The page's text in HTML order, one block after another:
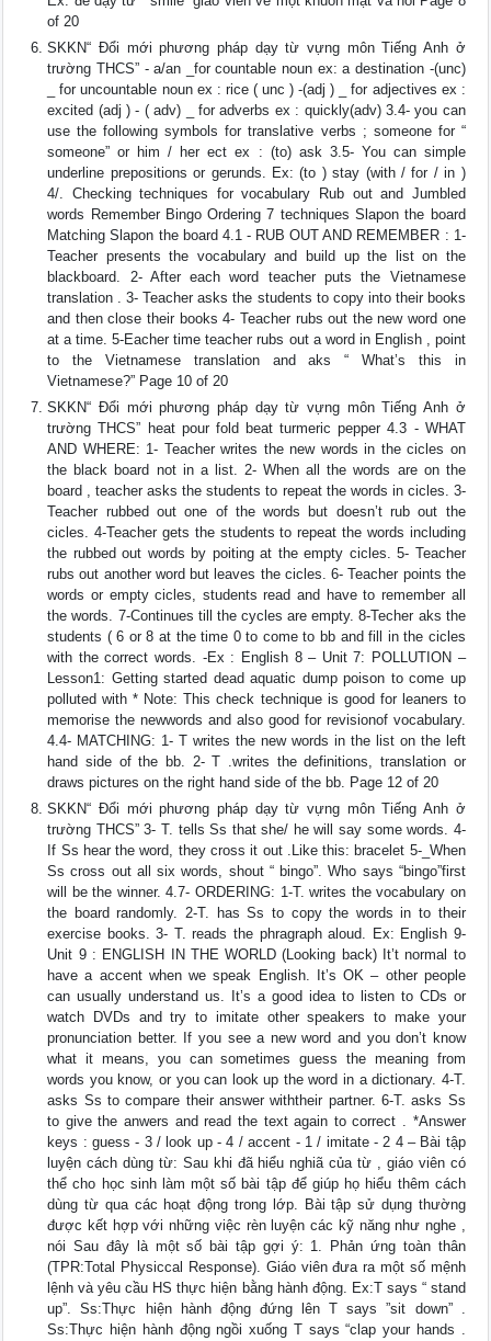
of 20
SKKN“ Đổi mới phương pháp dạy từ vựng môn Tiếng Anh ở
trường THCS” - a/an _for countable noun ex: a destination -(unc)
_ for uncountable noun ex : rice ( unc ) -(adj ) _ for adjectives ex :
excited (adj ) - ( adv) _ for adverbs ex : quickly(adv) 3.4- you can
use the following symbols for translative verbs ; someone for “
someone” or him / her ect ex : (to) ask 3.5- You can simple
underline prepositions or gerunds. Ex: (to ) stay (with / for / in )
4/. Checking techniques for vocabulary Rub out and Jumbled
words Remember Bingo Ordering 7 techniques Slapon the board
Matching Slapon the board 4.1 - RUB OUT AND REMEMBER : 1-
Teacher presents the vocabulary and build up the list on the
blackboard. 2- After each word teacher puts the Vietnamese
translation . 3- Teacher asks the students to copy into their books
and then close their books 4- Teacher rubs out the new word one
at a time. 5-Eacher time teacher rubs out a word in English , point
to the Vietnamese translation and aks “ What’s this in
Vietnamese?” Page 10 of 20
SKKN“ Đổi mới phương pháp dạy từ vựng môn Tiếng Anh ở
trường THCS” heat pour fold beat turmeric pepper 4.3 - WHAT
AND WHERE: 1- Teacher writes the new words in the cicles on
the black board not in a list. 2- When all the words are on the
board , teacher asks the students to repeat the words in cicles. 3-
Teacher rubbed out one of the words but doesn’t rub out the
cicles. 4-Teacher gets the students to repeat the words including
the rubbed out words by poiting at the empty cicles. 5- Teacher
rubs out another word but leaves the cicles. 6- Teacher points the
words or empty cicles, students read and have to remember all
the words. 7-Continues till the cycles are empty. 8-Techer aks the
students ( 6 or 8 at the time 0 to come to bb and fill in the cicles
with the correct words. -Ex : English 8 – Unit 7: POLLUTION –
Lesson1: Getting started dead aquatic dump poison to come up
polluted with * Note: This check technique is good for leaners to
memorise the newwords and also good for revisionof vocabulary.
4.4- MATCHING: 1- T writes the new words in the list on the left
hand side of the bb. 2- T .writes the definitions, translation or
draws pictures on the right hand side of the bb. Page 12 of 20
SKKN“ Đổi mới phương pháp dạy từ vựng môn Tiếng Anh ở
trường THCS” 3- T. tells Ss that she/ he will say some words. 4-
If Ss hear the word, they cross it out .Like this: bracelet 5-_When
Ss cross out all six words, shout “ bingo”. Who says “bingo”first
will be the winner. 4.7- ORDERING: 1-T. writes the vocabulary on
the board randomly. 2-T. has Ss to copy the words in to their
exercise books. 3- T. reads the phragraph aloud. Ex: English 9-
Unit 9 : ENGLISH IN THE WORLD (Looking back) It’t normal to
have a accent when we speak English. It’s OK – other people
can usually understand us. It’s a good idea to listen to CDs or
watch DVDs and try to imitate other speakers to make your
pronunciation better. If you see a new word and you don’t know
what it means, you can sometimes guess the meaning from
words you know, or you can look up the word in a dictionary. 4-T.
asks Ss to compare their answer withtheir partner. 6-T. asks Ss
to give the anwers and read the text again to correct . *Answer
keys : guess - 3 / look up - 4 / accent - 1 / imitate - 2 4 – Bài tập
luyện cách dùng từ: Sau khi đã hiểu nghiã của từ , giáo viên có
thể cho học sinh làm một số bài tập để giúp họ hiểu thêm cách
dùng từ qua các hoạt động trong lớp. Bài tập sử dụng thường
được kết hợp với những việc rèn luyện các kỹ năng như nghe ,
nói Sau đây là một số bài tập gợi ý: 1. Phản ứng toàn thân
(TPR:Total Physiccal Response). Giáo viên đưa ra một số mệnh
lệnh và yêu cầu HS thực hiện bằng hành động. Ex:T says “ stand
up”. Ss:Thực hiện hành động đứng lên T says ”sit down” .
Ss:Thực hiện hành động ngồi xuống T says “clap your hands .